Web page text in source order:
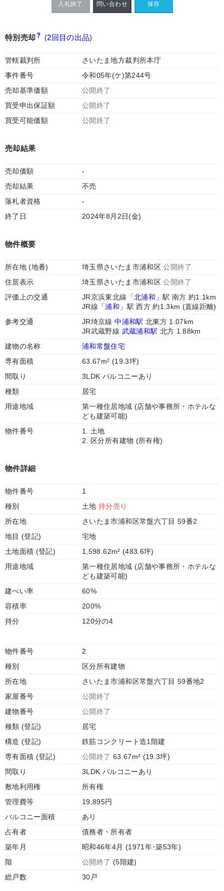
入札終了 問い合わせ
特別売却 (2回目の出品)
管轄裁判所
さいたま地方裁判所本庁
事件番号
令和05年(ケ)第244号
売却基準価額
公開終了
買受申出保証額
公開終了
買受可能価額
公開終了
売却結果
売却価額
-
売却結果
不売
落札者資格
-
終了日
2024年8月2日(金)
物件概要
所在地 (地番) 埼玉県さいたま市浦和区公開終了
住居表示
埼玉県さいたま市浦和区公開終了
評価上の交通
JR京浜東北線「北浦和 」駅 南方 約1.1km
JR線「浦和 」駅 西方 約1.3km (直線距離)
参考交通
JR埼京線中浦和駅 北東方 1.07km
JR武蔵野線 武蔵浦和駅 北方 1.88km
建物の名称
浦和常盤住宅
専有面積
63.67m² (19.3坪)
間取り
3LDK バルコニーあり
種類
居宅
用途地域
第一種住居地域 (店舗や事務所・ホテルな
ども建築可能)
物件番号
1. 土地
2. 区分所有建物 (所有権)
物件詳細
物件番号
1
種別
土地持分売り
所在地
さいたま市浦和区常盤六丁目 59番2
地目 (登記)
宅地
土地面積 (登記)
1,598.62m² (483.6坪)
用途地域
第一種住居地域 (店舗や事務所・ホテルな
ども建築可能)
建ぺい率
60%
容積率
200%
持分
120分の4
物件番号
2
種別
区分所有建物
所在地
さいたま市浦和区常盤六丁目 59番地2
家屋番号
公開終了
建物番号
公開終了
種類 (登記)
居宅
構造 (登記)
鉄筋コンクリート造1階建
専有面積 (登記)
公開終了 63.67m² (19.3坪)
間取り
3LDK バルコニーあり
敷地利用権
所有権
管理費等
19,895円
バルコニー面積
あり
占有者
債務者・所有者
築年月
昭和46年4月 (1971年･築53年)
階
公開終了 (5階建)
総戸数
30戸